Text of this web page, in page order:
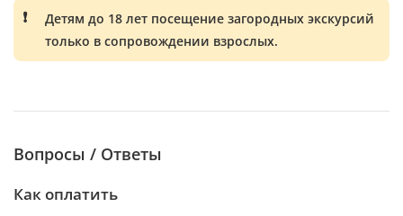
Детям до 18 лет посещение загородных экскурсий
только в сопровождении взрослых.
Вопросы / Ответы
Как оплатить